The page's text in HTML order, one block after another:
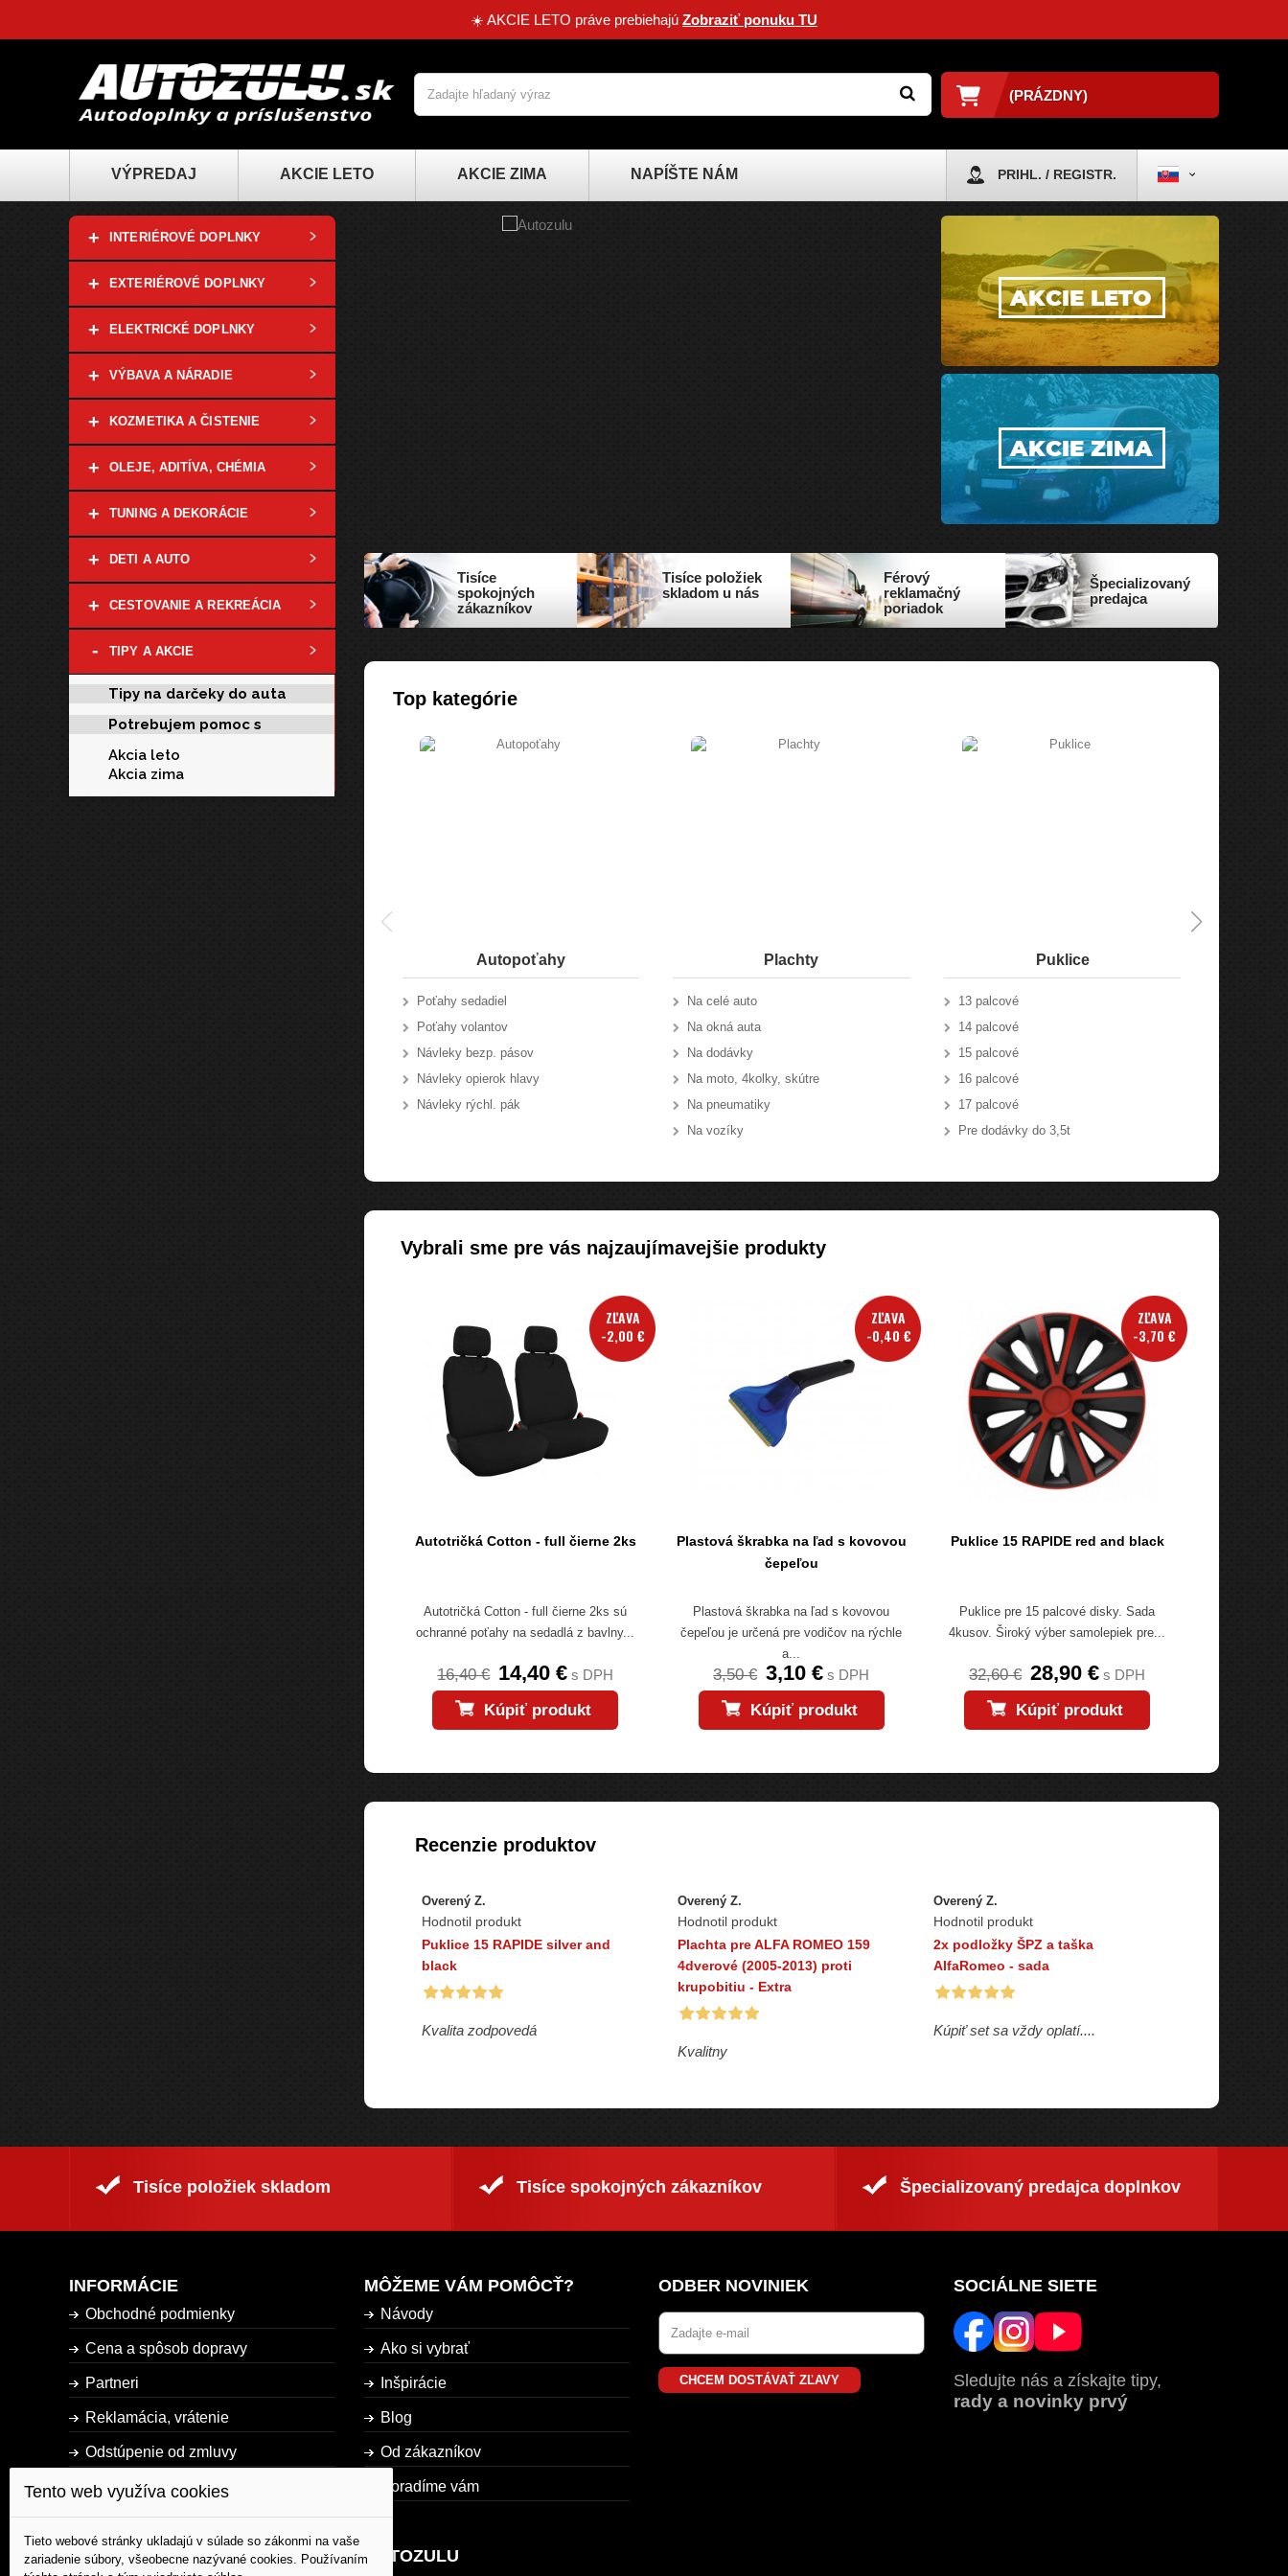
☀️ AKCIE LETO práve prebiehajú Zobraziť ponuku TU
(PRÁZDNY)
VÝPREDAJ AKCIE LETO AKCIE ZIMA NAPÍŠTE NÁM PRIHL. / REGISTR.
+ INTERIÉROVÉ DOPLNKY
+ EXTERIÉROVÉ DOPLNKY
+ ELEKTRICKÉ DOPLNKY
+ VÝBAVA A NÁRADIE
+ KOZMETIKA A ČISTENIE
+ OLEJE, ADITÍVA, CHÉMIA
+ TUNING A DEKORÁCIE
+ DETI A AUTO
+ CESTOVANIE A REKREÁCIA
- TIPY A AKCIE
Tipy na darčeky do auta
Potrebujem pomoc s
Akcia leto
Akcia zima
Tisíce
spokojných
zákazníkov
Tisíce položiek
skladom u nás
Férový
reklamačný
poriadok
Špecializovaný
predajca
Top kategórie
Autopoťahy
Poťahy sedadiel
Poťahy volantov
Návleky bezp. pásov
Návleky opierok hlavy
Návleky rýchl. pák
Plachty
Na celé auto
Na okná auta
Na dodávky
Na moto, 4kolky, skútre
Na pneumatiky
Na vozíky
Puklice
13 palcové
14 palcové
15 palcové
16 palcové
17 palcové
Pre dodávky do 3,5t
Vybrali sme pre vás najzaujímavejšie produkty
ZĽAVA
-2,00 €
Autotričká Cotton - full čierne 2ks
Autotričká Cotton - full čierne 2ks sú
ochranné poťahy na sedadlá z bavlny...
16,40 € 14,40 € s DPH
Kúpiť produkt
ZĽAVA
-0,40 €
Plastová škrabka na ľad s kovovou
čepeľou
Plastová škrabka na ľad s kovovou
čepeľou je určená pre vodičov na rýchle
a...
3,50 € 3,10 € s DPH
Kúpiť produkt
ZĽAVA
-3,70 €
Puklice 15 RAPIDE red and black
Puklice pre 15 palcové disky. Sada
4kusov. Široký výber samolepiek pre...
32,60 € 28,90 € s DPH
Kúpiť produkt
Recenzie produktov
Overený Z.
Hodnotil produkt
Puklice 15 RAPIDE silver and
black
Kvalita zodpovedá
Overený Z.
Hodnotil produkt
Plachta pre ALFA ROMEO 159
4dverové (2005-2013) proti
krupobitiu - Extra
Kvalitny
Overený Z.
Hodnotil produkt
2x podložky ŠPZ a taška
AlfaRomeo - sada
Kúpiť set sa vždy oplatí....
Tisíce položiek skladom Tisíce spokojných zákazníkov Špecializovaný predajca doplnkov
INFORMÁCIE
Obchodné podmienky
Cena a spôsob dopravy
Partneri
Reklamácia, vrátenie
Odstúpenie od zmluvy
Dostupnosť tovaru
Mapa stránky
MÔŽEME VÁM POMÔCŤ?
Návody
Ako si vybrať
Inšpirácie
Blog
Od zákazníkov
Poradíme vám
AUTOZULU
ODBER NOVINIEK
CHCEM DOSTÁVAŤ ZĽAVY
SOCIÁLNE SIETE
Sledujte nás a získajte tipy,
rady a novinky prvý
Tento web využíva cookies
Tieto webové stránky ukladajú v súlade so zákonmi na vaše
zariadenie súbory, všeobecne nazývané cookies. Používaním